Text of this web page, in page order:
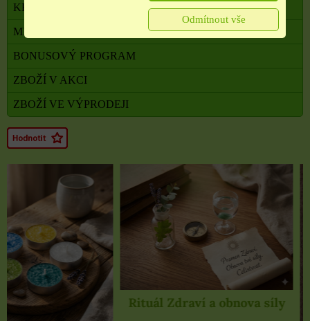
KRABIČKY,
MILADA TERAPEUTKA DUŠE A TĚLA
BONUSOVÝ PROGRAM
ZBOŽÍ V AKCI
ZBOŽÍ VE VÝPRODEJI
Rituál Zdraví a obnova síly
Odmítnout vše